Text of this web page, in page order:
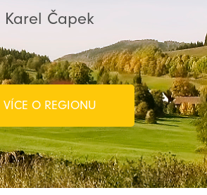
Karel Čapek
VÍCE O REGIONU